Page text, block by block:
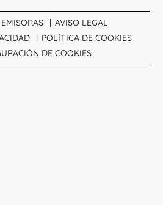
EMISORAS
AVISO LEGAL
POLÍTICA DE COOKIES
DE COOKIES